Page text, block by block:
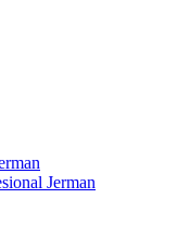
Jerman